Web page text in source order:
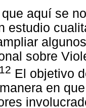
aquí se
estudio
sobre
12 El objetivo
en